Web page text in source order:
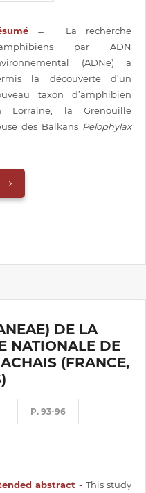
̶ La recherche
par ADN
(ADNe) a
la découverte d’un
taxon d’amphibien
Lorraine, la Grenouille
des Balkans Pelophylax
DE LA
NATIONALE DE
(FRANCE,
P. 93-96
abstract - This study